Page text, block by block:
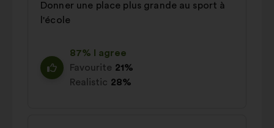
Donner une place plus grande au sport à
l'école
87% I agree
Favourite 21%
Realistic 28%